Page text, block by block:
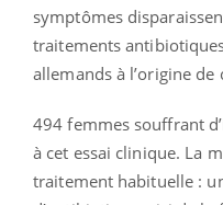
symptômes
traitements
allemands à l’origine de
494 femmes souffrant
à cet essai clinique. La
traitement habituelle :